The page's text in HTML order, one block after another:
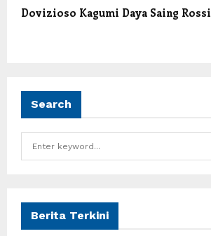
Dovizioso Kagumi Daya Saing Rossi
Search
f
Berita Terkini